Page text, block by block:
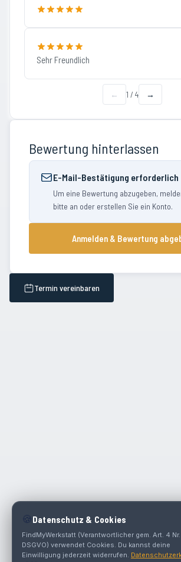
Sehr Freundlich
← 1 / 4 →
Bewertung hinterlassen
E-Mail-Bestätigung erforderlich
Um eine Bewertung abzugeben,
bitte an oder erstellen Sie ein Konto.
Anmelden & Bewertung
Termin vereinbaren
🍪 Datenschutz & Cookies
FindMyWerkstatt (Verantwortlicher gem. Art. 4 Nr.
DSGVO) verwendet Cookies. Du kannst deine
Einwilligung jederzeit widerrufen.